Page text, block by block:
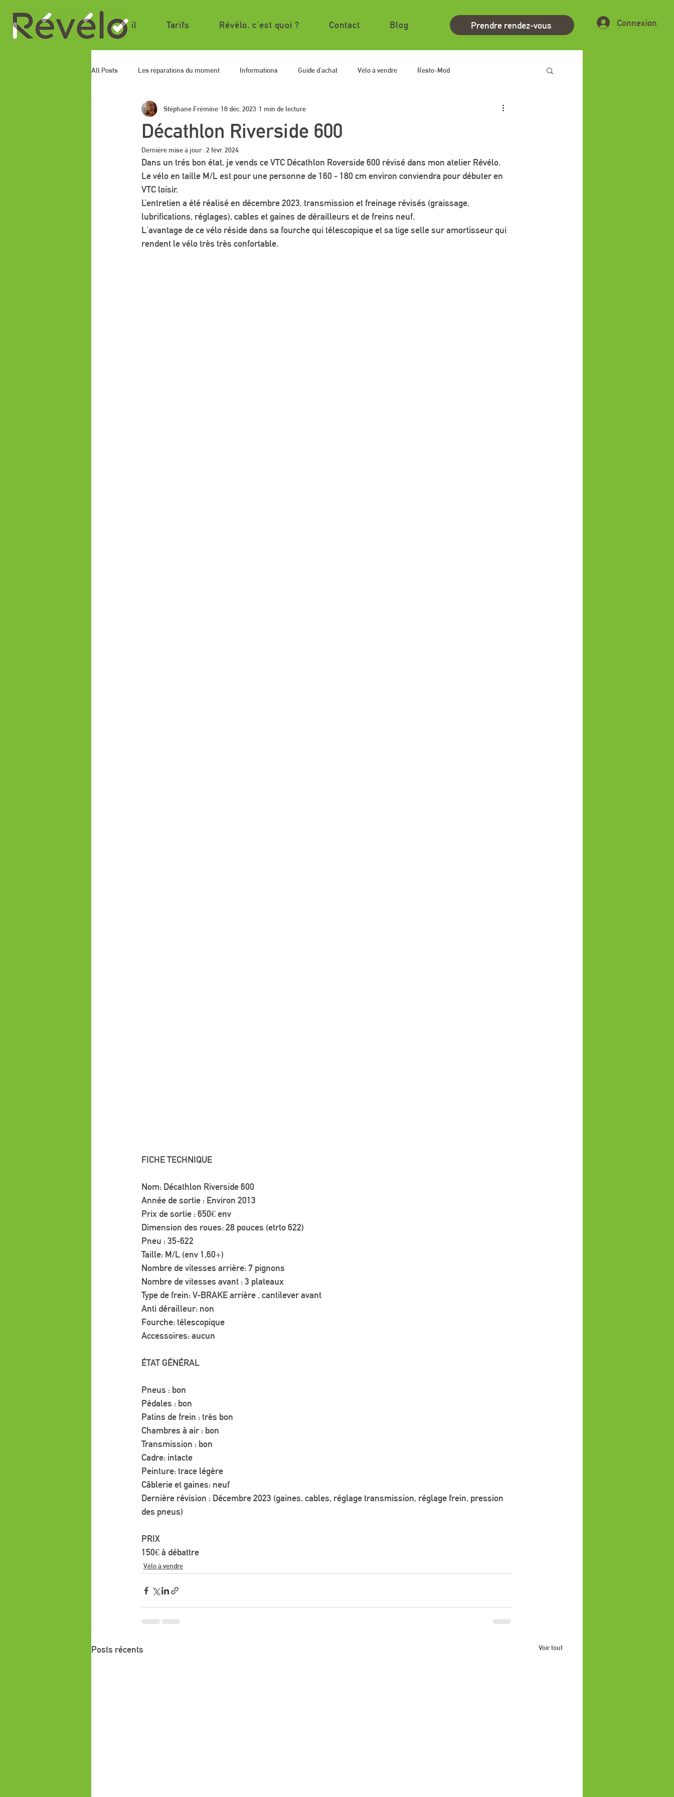
Connexion
Accueil Tarifs Révélo, c'est quoi ? Contact Blog Prendre rendez-vous
All Posts Les réparations du moment Informations Guide d'achat Vélo à vendre Resto-Mod
Décathlon Riverside 600
Stéphane Frémine 18 déc. 2023 1 min de lecture
Dernière mise à jour :2 févr. 2024
Dans un trés bon état, je vends ce VTC Décathlon Roverside 600 révisé dans mon atelier Révélo.
Le vélo en taille M/L est pour une personne de 160 - 180 cm environ conviendra pour débuter en
VTC loisir.
L’entretien a été réalisé en décembre 2023, transmission et freinage révisés (graissage,
lubrifications, réglages), cables et gaines de dérailleurs et de freins neuf.
L'avantage de ce vélo réside dans sa fourche qui télescopique et sa tige selle sur amortisseur qui
rendent le vélo très très confortable.
FICHE TECHNIQUE
Nom: Décathlon Riverside 600
Année de sortie : Environ 2013
Prix de sortie : 650€ env
Dimension des roues: 28 pouces (etrto 622)
Pneu : 35-622
Taille: M/L (env 1,60+)
Nombre de vitesses arrière: 7 pignons
Nombre de vitesses avant : 3 plateaux
Type de frein: V-BRAKE arrière , cantilever avant
Anti dérailleur: non
Fourche: télescopique
Accessoires: aucun
ÉTAT GÉNÉRAL
Pneus : bon
Pédales : bon
Patins de frein : très bon
Chambres à air : bon
Transmission : bon
Cadre: intacte
Peinture: trace légère
Câblerie et gaines: neuf
Dernière révision : Décembre 2023 (gaines, cables, réglage transmission, réglage frein, pression
des pneus)
PRIX
150€ à débattre
Vélo à vendre
Posts récents Voir tout